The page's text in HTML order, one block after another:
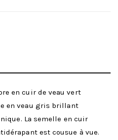
en cuir de veau vert
en veau gris brillant
La semelle en cuir
est cousue à vue.